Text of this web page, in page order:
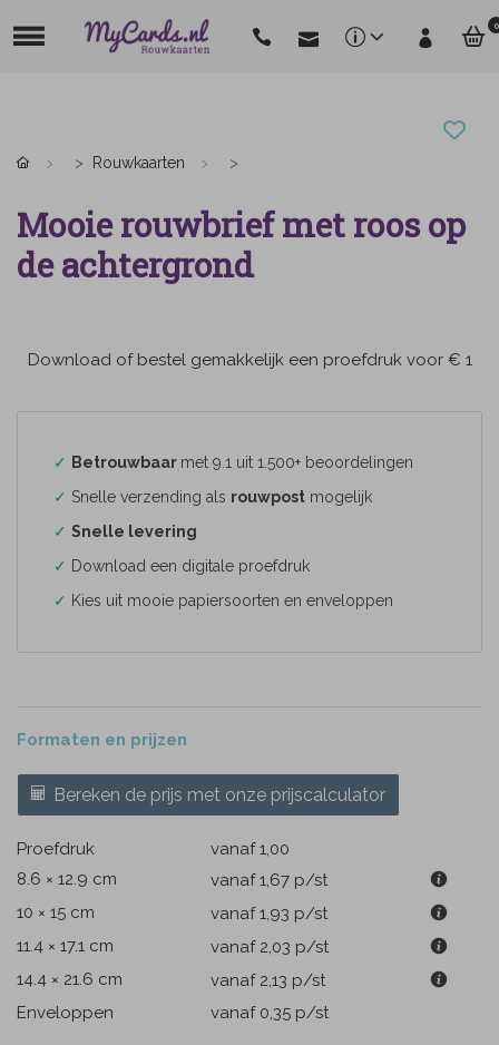
0
Rouwkaarten
Mooie rouwbrief met roos op
de achtergrond
Download of bestel gemakkelijk een proefdruk voor € 1
✓ Betrouwbaar met 9.1 uit 1.500+ beoordelingen
✓ Snelle verzending als rouwpost mogelijk
✓ Snelle levering
✓ Download een digitale proefdruk
✓ Kies uit mooie papiersoorten en enveloppen
Formaten en prijzen
Bereken de prijs met onze prijscalculator
Proefdruk
vanaf 1,00
8.6 × 12.9 cm
vanaf 1,67 p/st
10 × 15 cm
vanaf 1,93 p/st
11.4 × 17.1 cm
vanaf 2,03 p/st
14.4 × 21.6 cm
vanaf 2,13 p/st
Enveloppen
vanaf 0,35 p/st